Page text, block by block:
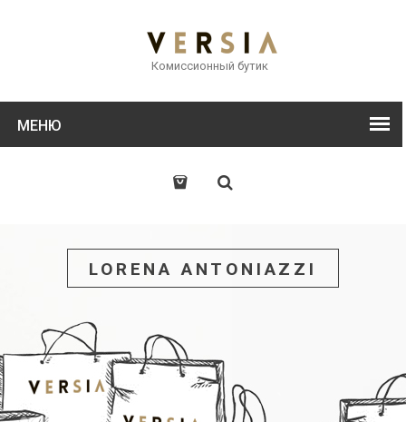
Комиссионный бутик
МЕНЮ
LORENA ANTONIAZZI